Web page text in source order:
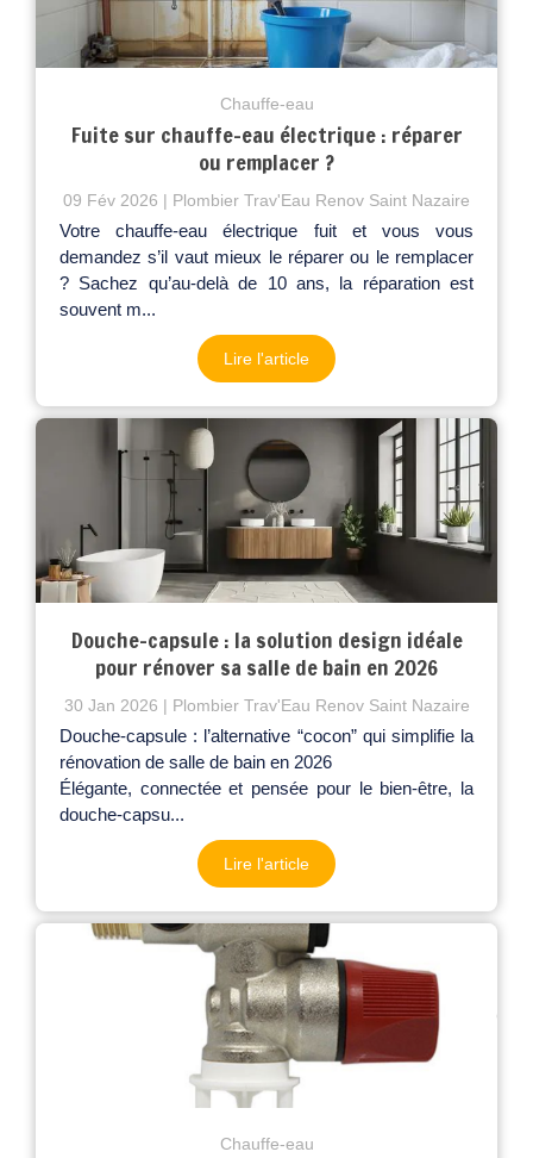
Chauffe-eau
Fuite sur chauffe-eau électrique : réparer
ou remplacer ?
09 Fév 2026 Plombier Trav'Eau Renov Saint Nazaire
Votre chauffe-eau électrique fuit et vous vous
demandez s’il vaut mieux le réparer ou le remplacer
? Sachez qu’au-delà de 10 ans, la réparation est
souvent m...
Lire l'article
Douche-capsule : la solution design idéale
pour rénover sa salle de bain en 2026
30 Jan 2026 Plombier Trav'Eau Renov Saint Nazaire
Douche-capsule : l’alternative “cocon” qui simplifie la
rénovation de salle de bain en 2026
Élégante, connectée et pensée pour le bien-être, la
douche-capsu...
Lire l'article
Chauffe-eau